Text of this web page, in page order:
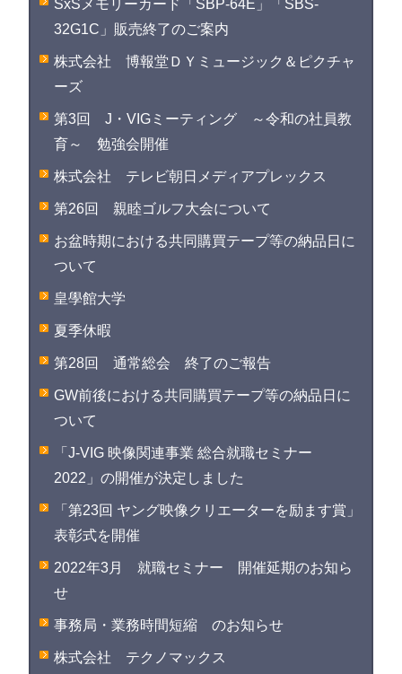
SxSメモリーカード「SBP-64E」「SBS-
32G1C」販売終了のご案内
株式会社 博報堂ＤＹミュージック＆ピクチャ
ーズ
第3回 J・VIGミーティング ～令和の社員教
育～ 勉強会開催
株式会社 テレビ朝日メディアプレックス
第26回 親睦ゴルフ大会について
お盆時期における共同購買テープ等の納品日に
ついて
皇學館大学
夏季休暇
第28回 通常総会 終了のご報告
GW前後における共同購買テープ等の納品日に
ついて
「J-VIG 映像関連事業 総合就職セミナー
2022」の開催が決定しました
「第23回 ヤング映像クリエーターを励ます賞」
表彰式を開催
2022年3月 就職セミナー 開催延期のお知ら
せ
事務局・業務時間短縮 のお知らせ
株式会社 テクノマックス